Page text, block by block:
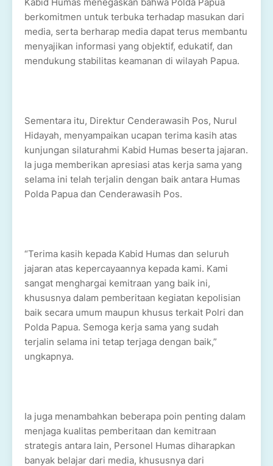
berkomitmen untuk terbuka terhadap masukan dari
media, serta berharap media dapat terus membantu
menyajikan informasi yang objektif, edukatif, dan
mendukung stabilitas keamanan di wilayah Papua.
Sementara itu, Direktur Cenderawasih Pos, Nurul
Hidayah, menyampaikan ucapan terima kasih atas
kunjungan silaturahmi Kabid Humas beserta jajaran.
Ia juga memberikan apresiasi atas kerja sama yang
selama ini telah terjalin dengan baik antara Humas
Polda Papua dan Cenderawasih Pos.
“Terima kasih kepada Kabid Humas dan seluruh
jajaran atas kepercayaannya kepada kami. Kami
sangat menghargai kemitraan yang baik ini,
khususnya dalam pemberitaan kegiatan kepolisian
baik secara umum maupun khusus terkait Polri dan
Polda Papua. Semoga kerja sama yang sudah
terjalin selama ini tetap terjaga dengan baik,”
ungkapnya.
Ia juga menambahkan beberapa poin penting dalam
menjaga kualitas pemberitaan dan kemitraan
strategis antara lain, Personel Humas diharapkan
banyak belajar dari media, khususnya dari